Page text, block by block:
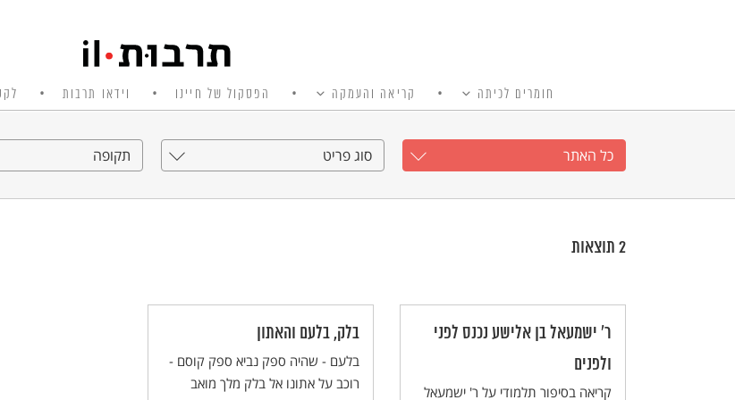
חומרים לכיתה קריאה והעמקה הפסקול של חיינו וידאו תרבות
כל האתר סוג פריט תקופה
2 תוצאות
ר' ישמעאל בן אלישע נכנס לפני
ולפנים
קריאה בסיפור תלמודי על ר' ישמעאל
בלק, בלעם והאתון
בלעם - שהיה ספק נביא ספק קוסם -
רוכב על אתונו אל בלק מלך מואב